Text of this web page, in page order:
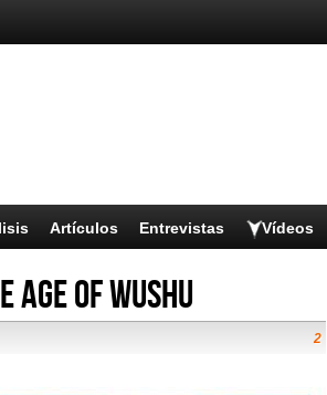
Artículos Entrevistas Vídeos
of Wushu
2